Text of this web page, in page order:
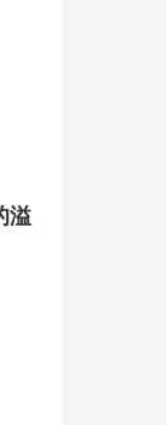
溢